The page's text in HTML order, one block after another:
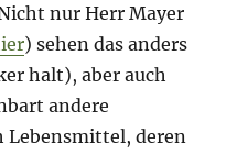
nur Herr Mayer
) sehen das anders
halt), aber auch
andere
Lebensmittel, deren